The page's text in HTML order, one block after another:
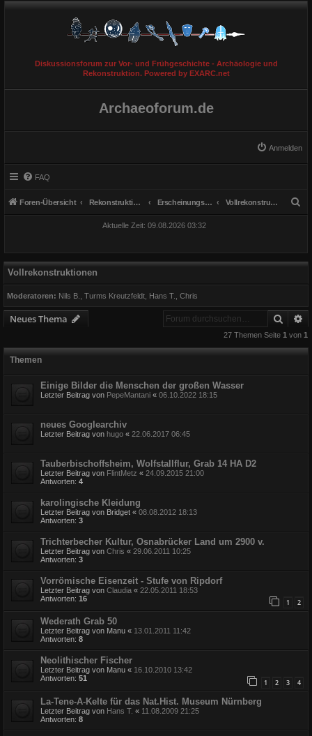
Diskussionsforum zur Vor- und Frühgeschichte - Archäologie und
Rekonstruktion. Powered by EXARC.net
Archaeoforum.de
Anmelden
FAQ
Foren-Übersicht Rekonstruktionen Erscheinungsbild & Bekleidung Vollrekonstruktionen
Aktuelle Zeit: 09.08.2026 03:32
Vollrekonstruktionen
Moderatoren: Nils B. ,Turms Kreutzfeldt Hans T. ,Chris
Neues Thema Suche
27 Themen Seite 1 von 1
Themen
Einige Bilder die Menschen der großen Wasser
Letzter Beitrag von PepeMantani « 06.10.2022 18:15
neues Googlearchiv
Letzter Beitrag von hugo « 22.06.2017 06:45
Tauberbischoffsheim, Wolfstallflur, Grab 14 HA D2
Letzter Beitrag von FlintMetz « 24.09.2015 21:00
Antworten: 4
karolingische Kleidung
Letzter Beitrag von Bridget « 08.08.2012 18:13
Antworten: 3
Trichterbecher Kultur, Osnabrücker Land um 2900 v.
Letzter Beitrag von Chris « 29.06.2011 10:25
Antworten: 3
Vorrömische Eisenzeit - Stufe von Ripdorf
Letzter Beitrag von Claudia « 22.05.2011 18:53
Antworten: 16 1 2
Wederath Grab 50
Letzter Beitrag von Manu « 13.01.2011 11:42
Antworten: 8
Neolithischer Fischer
Letzter Beitrag von Manu « 16.10.2010 13:42
Antworten: 51 1 2 3 4
La-Tene-A-Kelte für das Nat.Hist. Museum Nürnberg
Letzter Beitrag von Hans T. « 11.08.2009 21:25
Antworten: 8